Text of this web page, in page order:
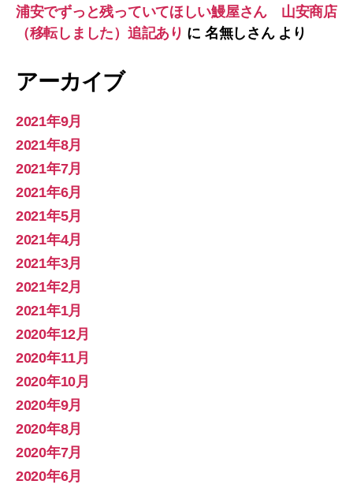
浦安でずっと残っていてほしい鰻屋さん 山安商店
（移転しました）追記あり に 名無しさんより
アーカイブ
2021年9月
2021年8月
2021年7月
2021年6月
2021年5月
2021年4月
2021年3月
2021年2月
2021年1月
2020年12月
2020年11月
2020年10月
2020年9月
2020年8月
2020年7月
2020年6月